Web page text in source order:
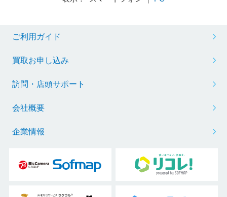
ご利用ガイド
買取お申し込み
訪問・店頭サポート
会社概要
企業情報